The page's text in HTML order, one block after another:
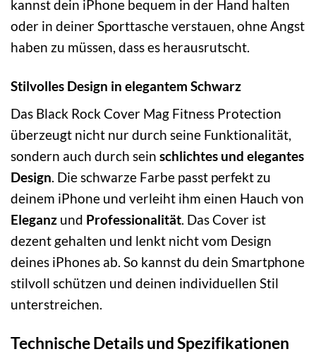
kannst dein iPhone bequem in der Hand halten
oder in deiner Sporttasche verstauen, ohne Angst
haben zu müssen, dass es herausrutscht.
Stilvolles Design in elegantem Schwarz
Das Black Rock Cover Mag Fitness Protection
überzeugt nicht nur durch seine Funktionalität,
sondern auch durch sein schlichtes und elegantes
Design. Die schwarze Farbe passt perfekt zu
deinem iPhone und verleiht ihm einen Hauch von
Eleganz und Professionalität. Das Cover ist
dezent gehalten und lenkt nicht vom Design
deines iPhones ab. So kannst du dein Smartphone
stilvoll schützen und deinen individuellen Stil
unterstreichen.
Technische Details und Spezifikationen